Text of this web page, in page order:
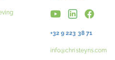
+32 9 223 38 71
info@christeyns.com